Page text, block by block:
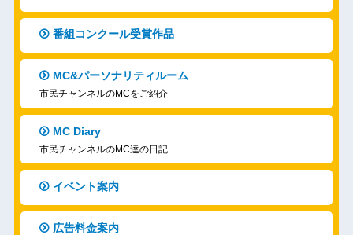
番組コンクール受賞作品
MC&パーソナリティルーム
市民チャンネルのMCをご紹介
MC Diary
市民チャンネルのMC達の日記
イベント案内
広告料金案内